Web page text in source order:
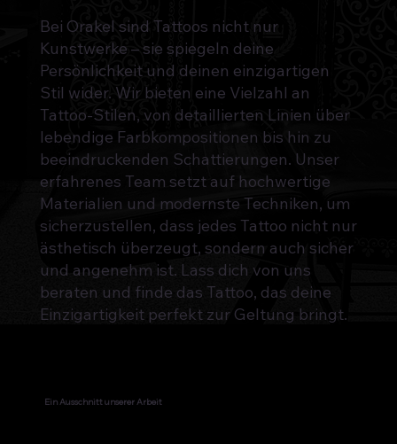
Bei Orakel sind Tattoos nicht nur
Kunstwerke – sie spiegeln deine
Persönlichkeit und deinen einzigartigen
Stil wider. Wir bieten eine Vielzahl an
Tattoo-Stilen, von detaillierten Linien über
lebendige Farbkompositionen bis hin zu
beeindruckenden Schattierungen. Unser
erfahrenes Team setzt auf hochwertige
Materialien und modernste Techniken, um
sicherzustellen, dass jedes Tattoo nicht nur
ästhetisch überzeugt, sondern auch sicher
und angenehm ist. Lass dich von uns
beraten und finde das Tattoo, das deine
Einzigartigkeit perfekt zur Geltung bringt.
Ein Ausschnitt unserer Arbeit